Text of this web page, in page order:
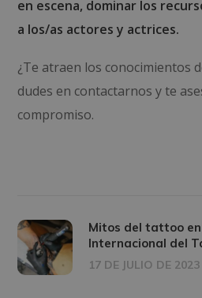
en escena, dominar los
a los/as actores y actrices.
¿Te atraen los conocimientos
dudes en contactarnos y te
compromiso.
Mitos del tattoo en
Internacional del
17 DE JULIO DE 2023